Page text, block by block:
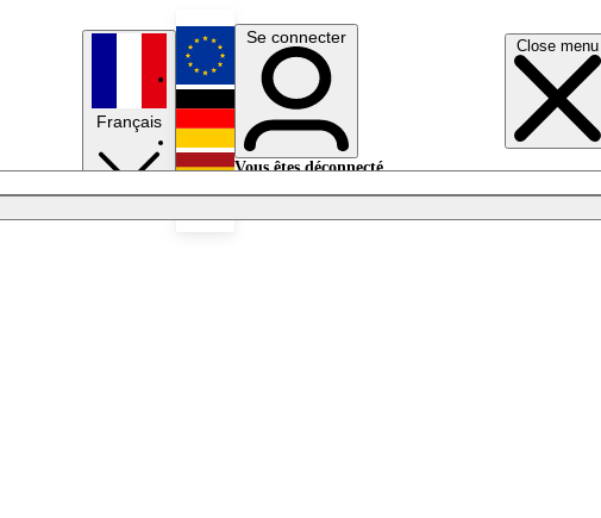
Close menu
Français
English
Deutsch
Se connecter
Vous êtes déconnecté.